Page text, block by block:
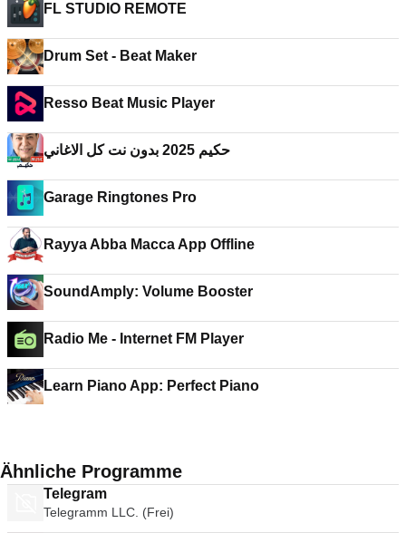
FL STUDIO REMOTE
Drum Set - Beat Maker
Resso Beat Music Player
حكيم 2025 بدون نت كل الاغاني
Garage Ringtones Pro
Rayya Abba Macca App Offline
SoundAmply: Volume Booster
Radio Me - Internet FM Player
Learn Piano App: Perfect Piano
Ähnliche Programme
Telegram
Telegramm LLC. (Frei)